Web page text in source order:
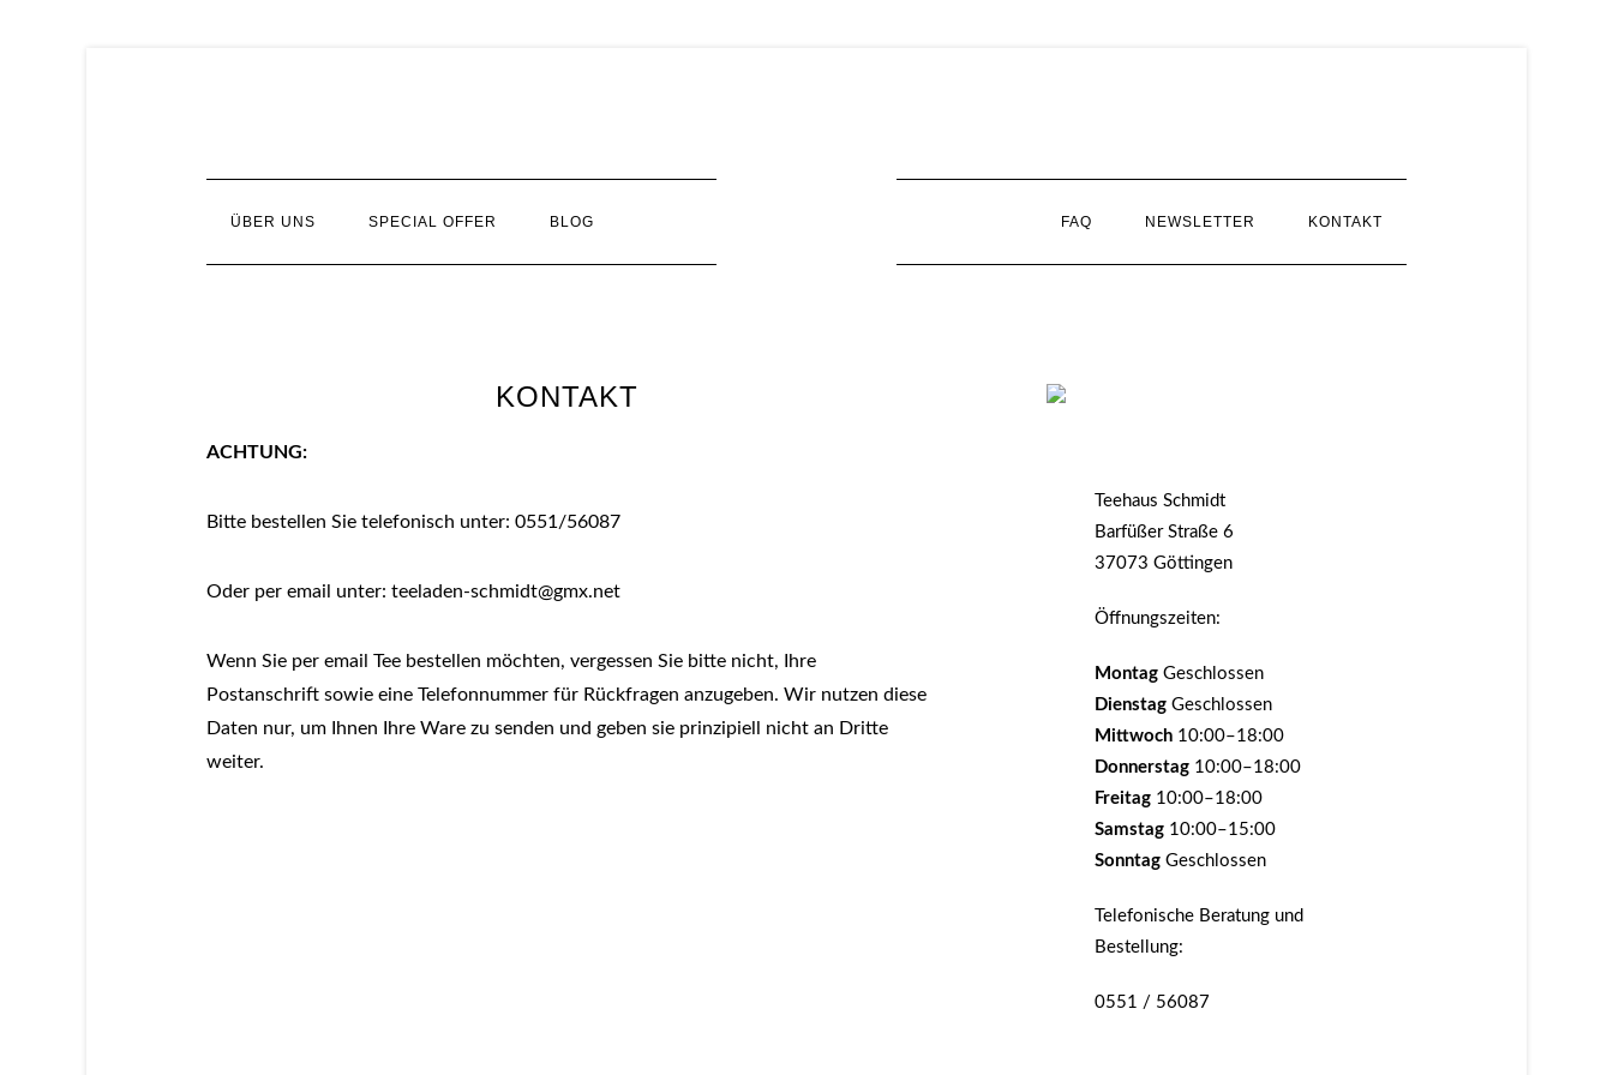
ÜBER UNS SPECIAL OFFER BLOG FAQ NEWSLETTER KONTAKT
KONTAKT
ACHTUNG:
Bitte bestellen Sie telefonisch unter: 0551/56087
Oder per email unter: teeladen-schmidt@gmx.net
Wenn Sie per email Tee bestellen möchten, vergessen Sie bitte nicht, Ihre
Postanschrift sowie eine Telefonnummer für Rückfragen anzugeben. Wir nutzen diese
Daten nur, um Ihnen Ihre Ware zu senden und geben sie prinzipiell nicht an Dritte
weiter.
Teehaus Schmidt
Barfüßer Straße 6
37073 Göttingen
Öffnungszeiten:
Montag Geschlossen
Dienstag Geschlossen
Mittwoch 10:00–18:00
Donnerstag 10:00–18:00
Freitag 10:00–18:00
Samstag 10:00–15:00
Sonntag Geschlossen
Telefonische Beratung und
Bestellung:
0551 / 56087